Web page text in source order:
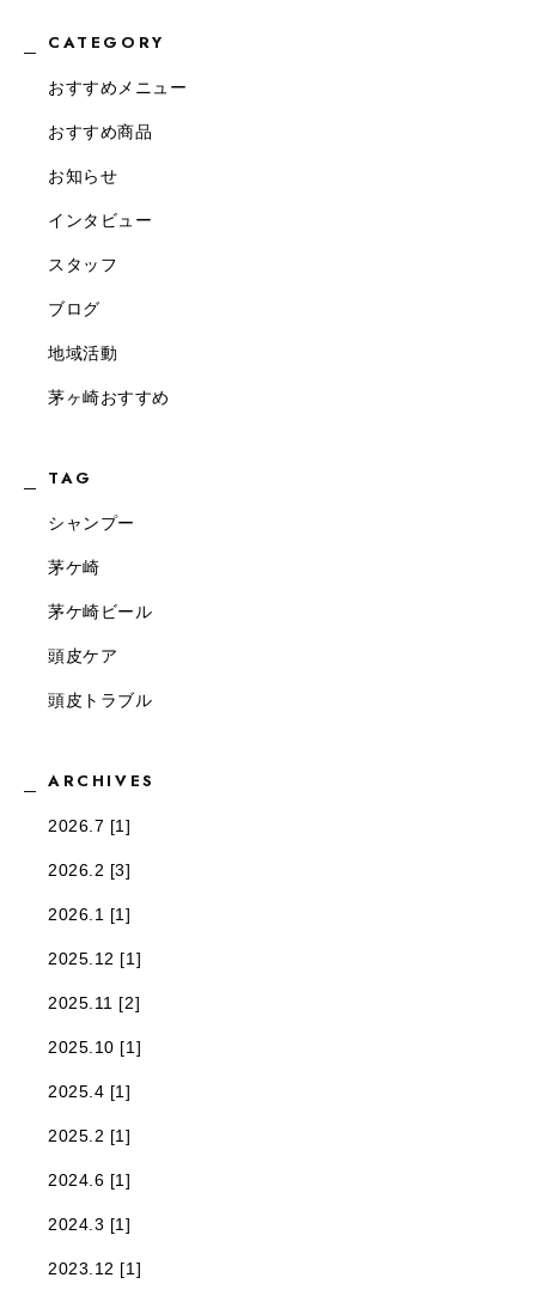
CATEGORY
おすすめメニュー
おすすめ商品
お知らせ
インタビュー
スタッフ
ブログ
地域活動
茅ヶ崎おすすめ
TAG
シャンプー
茅ケ崎
茅ケ崎ビール
頭皮ケア
頭皮トラブル
ARCHIVES
2026.7 [1]
2026.2 [3]
2026.1 [1]
2025.12 [1]
2025.11 [2]
2025.10 [1]
2025.4 [1]
2025.2 [1]
2024.6 [1]
2024.3 [1]
2023.12 [1]